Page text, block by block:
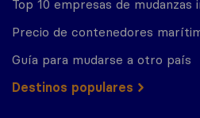
Top 10 empresas de mudanzas
Precio de contenedores
Guía para mudarse a otro país
Destinos populares